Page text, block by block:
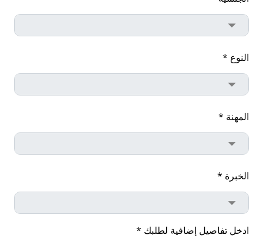
النوع *
المهنة *
الخبرة *
ادخل تفاصيل إضافية لطلبك *